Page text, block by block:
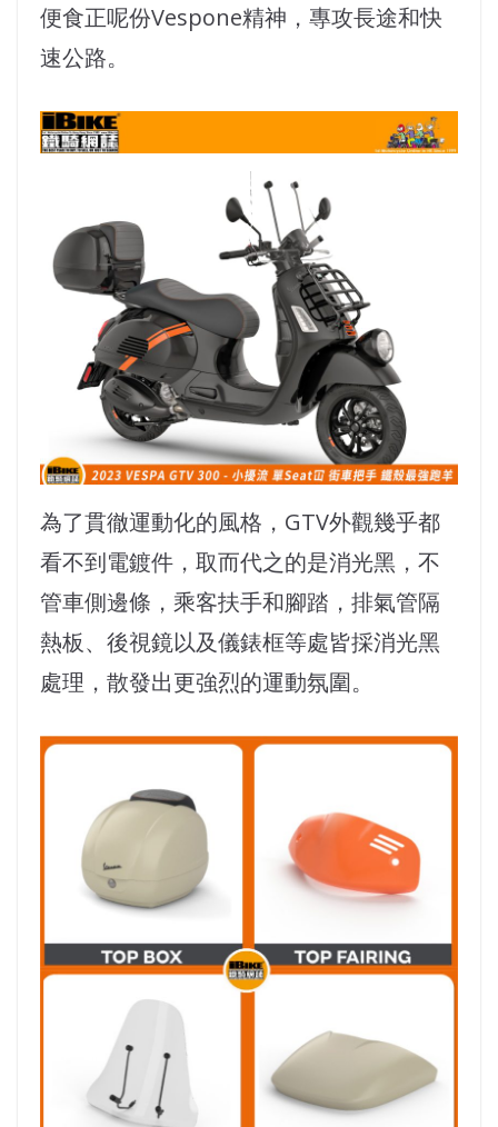
便食正呢份Vespone精神，專攻長途和快
速公路。
為了貫徹運動化的風格，GTV外觀幾乎都
看不到電鍍件，取而代之的是消光黑，不
管車側邊條，乘客扶手和腳踏，排氣管隔
熱板、後視鏡以及儀錶框等處皆採消光黑
處理，散發出更強烈的運動氛圍。